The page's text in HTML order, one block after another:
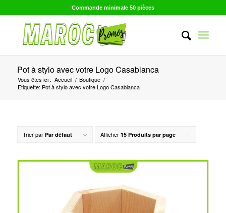
Commande minimale 50 pièces
Pot à stylo avec votre Logo Casablanca
Vous êtes ici : Accueil / Boutique /
Etiquette: Pot à stylo avec votre Logo Casablanca
Trier par Par défaut Afficher 15 Produits par page